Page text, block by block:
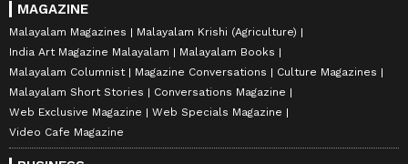
MAGAZINE
Malayalam Magazines
Malayalam Krishi (Agriculture)
India Art Magazine Malayalam
Malayalam Books
Malayalam Columnist
Magazine Conversations
Culture Magazines
Malayalam Short Stories
Conversations Magazine
Web Exclusive Magazine
Web Specials Magazine
Video Cafe Magazine